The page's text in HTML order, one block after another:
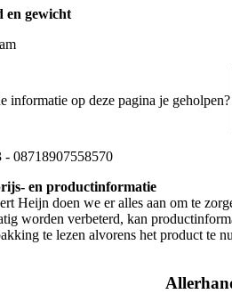
en gewicht
informatie op deze pagina je geholpen?
- 08718907558570
en productinformatie
Heijn doen we er alles aan om te
worden verbeterd, kan
te lezen alvorens het product te